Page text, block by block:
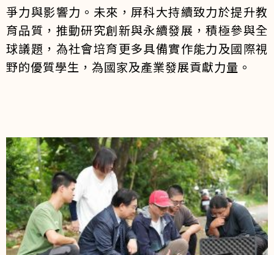
爭力與影響力。未來，屏科大持續致力於提升教
育品質，推動研究創新與永續發展，積極參與全
球議題，為社會培育更多具備實作能力及國際視
野的優質學生，為國家及產業發展貢獻力量。